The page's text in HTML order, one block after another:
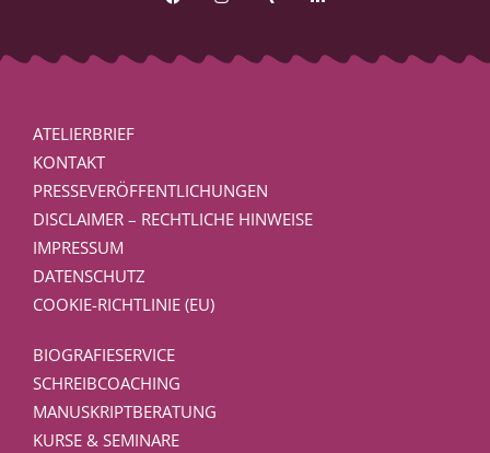
ATELIERBRIEF
KONTAKT
PRESSEVERÖFFENTLICHUNGEN
DISCLAIMER – RECHTLICHE HINWEISE
IMPRESSUM
DATENSCHUTZ
COOKIE-RICHTLINIE (EU)
BIOGRAFIESERVICE
SCHREIBCOACHING
MANUSKRIPTBERATUNG
KURSE & SEMINARE